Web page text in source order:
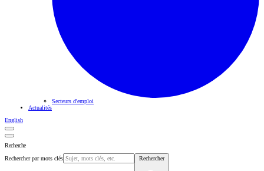
Secteurs d'emploi
Actualités
English
Recherche
Rechercher par mots clés Rechercher